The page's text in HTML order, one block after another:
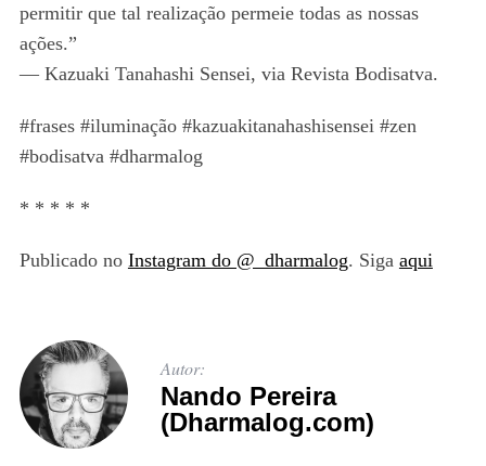
permitir que tal realização permeie todas as nossas
ações.”
— Kazuaki Tanahashi Sensei, via Revista Bodisatva.
#frases #iluminação #kazuakitanahashisensei #zen
#bodisatva #dharmalog
* * * * *
Publicado no Instagram do @_dharmalog. Siga aqui
Autor:
Nando Pereira
(Dharmalog.com)